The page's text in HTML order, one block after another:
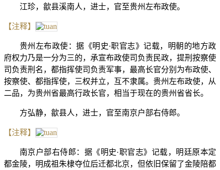
江珍，歙县溪南人，进士，官至贵州左布政使。
【注释】
贵州左布政使：据《明史·职官志》记载，明朝的地方政
府权力乃是一分为三的，承宣布政使司负责民政，提刑按察使
司负责刑名，都指挥使司负责军事，最高长官分别为布政使、
按察使、都指挥使，三权并立，互不隶属。贵州左布政使，从
二品，为贵州省最高行政长官，相当于现在的贵州省省长。
方弘静，歙县人，进士，官至南京户部右侍郎。
【注释】
南京户部右侍郎：据《明史·职官志》记载，明廷原本定
都金陵，明成祖朱棣夺位后迁都北京，但依旧保留了金陵陪都